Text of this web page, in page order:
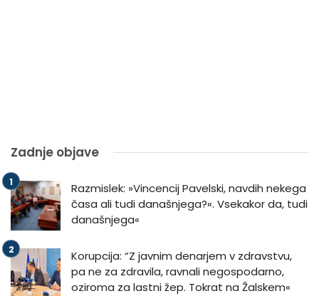
Zadnje objave
Razmislek: »Vincencij Pavelski, navdih nekega
časa ali tudi današnjega?«. Vsekakor da, tudi
današnjega«
Korupcija: “Z javnim denarjem v zdravstvu,
pa ne za zdravila, ravnali negospodarno,
oziroma za lastni žep. Tokrat na Žalskem«